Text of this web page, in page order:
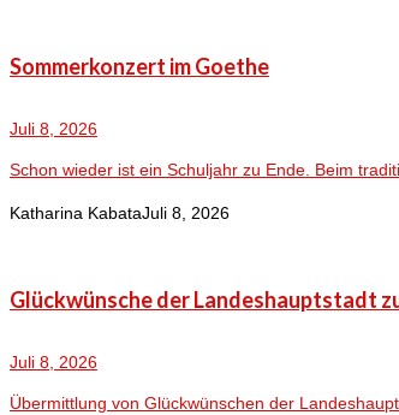
Sommerkonzert im Goethe
Juli 8, 2026
Schon wieder ist ein Schuljahr zu Ende. Beim
Katharina KabataJuli 8, 2026
Glückwünsche der Landeshauptstadt
Juli 8, 2026
Übermittlung von Glückwünschen der